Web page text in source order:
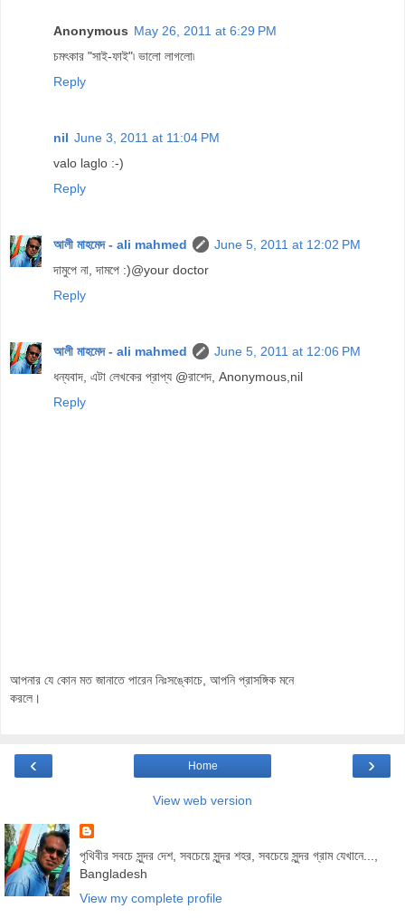
Anonymous May 26, 2011 at 6:29 PM
চমৎকার "সাই-ফাই"৷ ভালো লাগলো৷
Reply
nil June 3, 2011 at 11:04 PM
valo laglo :-)
Reply
আলী মাহমেদ - ali mahmed
June 5, 2011 at 12:02 PM
দামুপে না, দামপে :)@your doctor
Reply
আলী মাহমেদ - ali mahmed
June 5, 2011 at 12:06 PM
ধন্যবাদ, এটা লেখকের প্রাপ্য @রাশেদ, Anonymous,nil
Reply
আপনার যে কোন মত জানাতে পারেন নিঃসঙ্কোচে, আপনি প্রাসঙ্গিক মনে
করলে।
‹ ›
Home
View web version
পৃথিবীর সবচে সুন্দর দেশ, সবচেয়ে সুন্দর শহর, সবচেয়ে সুন্দর গ্রাম যেখানে...,
Bangladesh
View my complete profile